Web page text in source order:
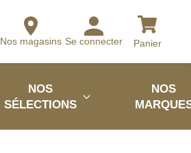
Nos magasins Se connecter Panier
NOS
SÉLECTIONS
NOS